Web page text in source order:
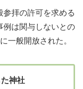
拝の許可を求める
例は関与しないとの
一般開放された。
神社